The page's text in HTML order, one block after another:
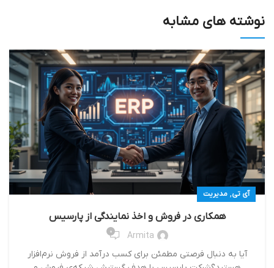
نوشته های مشابه
آی تی, مدیریت
همکاری در فروش و اخذ نمایندگی از پارسیس
Armita
0
آیا به دنبال فرصتی مطمئن برای کسب درآمد از فروش نرم‌افزار